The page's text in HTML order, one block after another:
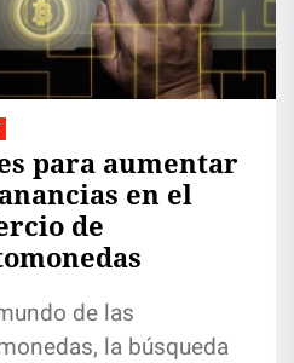
para aumentar
en el
de
de las
la búsqueda